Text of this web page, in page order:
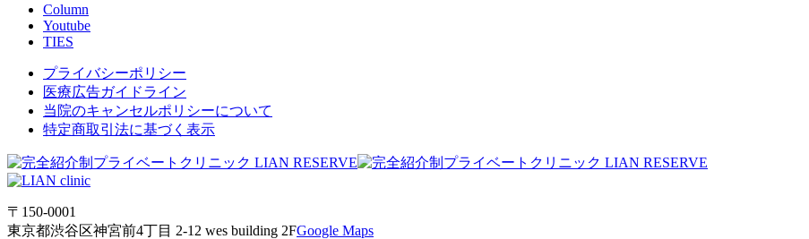
Column
Youtube
TIES
プライバシーポリシー
医療広告ガイドライン
当院のキャンセルポリシーについて
特定商取引法に基づく表示
〒150-0001
東京都渋谷区神宮前4丁目 2-12 wes building 2FGoogle Maps